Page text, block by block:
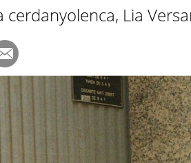
Lia